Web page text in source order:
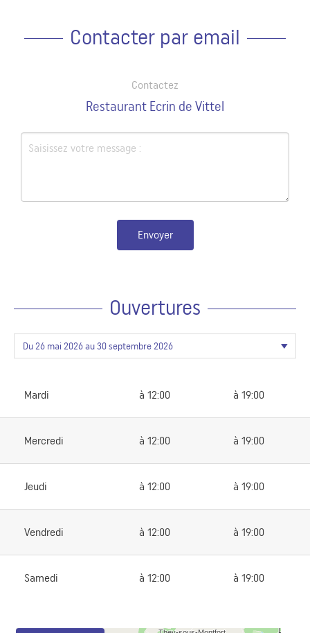
Contacter par email
Contactez
Restaurant Ecrin de Vittel
Envoyer
Ouvertures
Mardi à 12:00 à 19:00
Mercredi à 12:00 à 19:00
Jeudi à 12:00 à 19:00
Vendredi à 12:00 à 19:00
Samedi à 12:00 à 19:00